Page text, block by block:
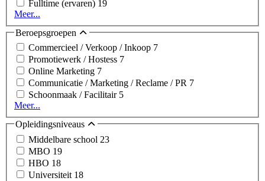
Fulltime (ervaren) 19
Meer...
Beroepsgroepen
Commercieel / Verkoop / Inkoop 7
Promotiewerk / Hostess 7
Online Marketing 7
Communicatie / Marketing / Reclame / PR 7
Schoonmaak / Facilitair 5
Meer...
Opleidingsniveaus
Middelbare school 23
MBO 19
HBO 18
Universiteit 18